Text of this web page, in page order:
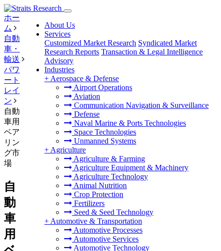
About Us
Services
Customized Market Research Syndicated Market
Research Reports Transaction & Legal Intelligence
Advisory
Industries
+ Aerospace & Defense
Airport Operations
Aviation
Communication Navigation & Surveillance
Defense
Naval Marine & Ports Technologies
Space Technologies
Unmanned Systems
+ Agriculture
Agriculture & Farming
Agriculture Equipment & Machinery
Agriculture Technology
Animal Nutrition
Crop Protection
Fertilizers
Seed & Seed Technology
+ Automotive & Transportation
Automotive Processes
Automotive Services
Automotive Technology
ホー
ム
自動
車・
輸送
パワ
ート
レイ
ン
自動
車用
ベア
リン
グ市
場
自
動
車
用